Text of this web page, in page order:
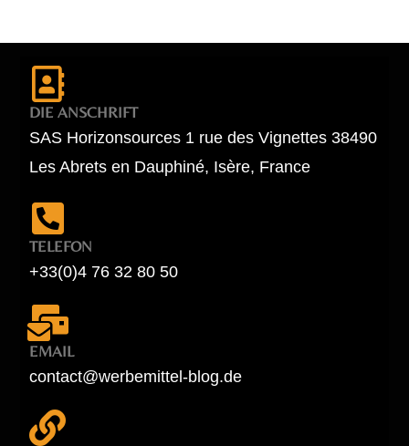
DIE ANSCHRIFT
SAS Horizonsources 1 rue des Vignettes 38490
Les Abrets en Dauphiné, Isère, France
TELEFON
+33(0)4 76 32 80 50
EMAIL
contact@werbemittel-blog.de